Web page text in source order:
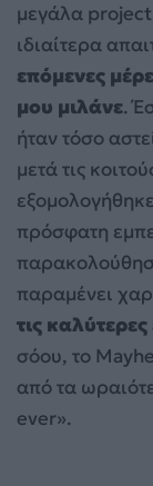
μεγάλα
ιδιαίτερα
επόμενες
μου μιλάνε.
ήταν τόσο
μετά τις
πρόσφατη
παραμένει
τις
σόου, το
από τα
ever».